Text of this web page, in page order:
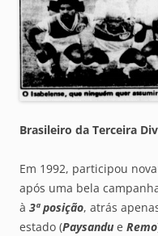
Brasileiro da Terceira
Em 1992, participou
após uma bela
à 3ª posição, atrás
estado (Paysandu e Remo